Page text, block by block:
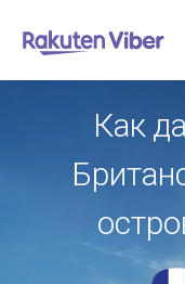
Как